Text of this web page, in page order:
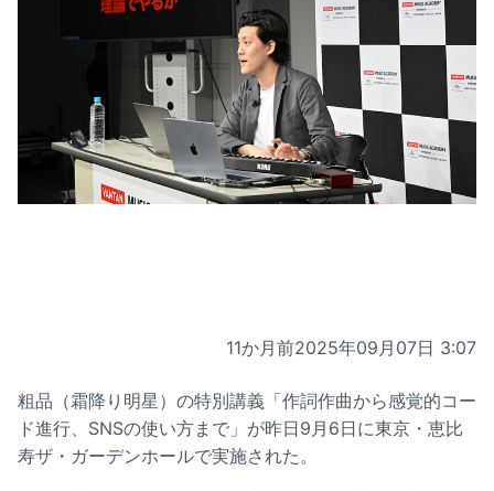
11か月前2025年09月07日 3:07
粗品（霜降り明星）の特別講義「作詞作曲から感覚的コー
ド進行、SNSの使い方まで」が昨日9月6日に東京・恵比
寿ザ・ガーデンホールで実施された。